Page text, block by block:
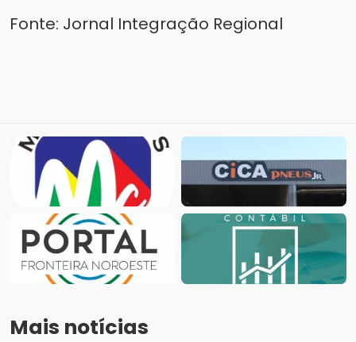
Fonte: Jornal Integração Regional
Mais notícias